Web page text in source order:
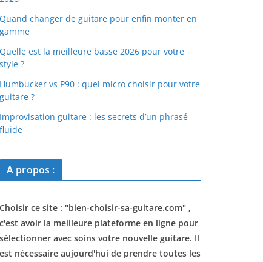
Quand changer de guitare pour enfin monter en
gamme
Quelle est la meilleure basse 2026 pour votre
style ?
Humbucker vs P90 : quel micro choisir pour votre
guitare ?
Improvisation guitare : les secrets d’un phrasé
fluide
A propos :
Choisir ce site : "bien-choisir-sa-guitare.com" ,
c'est avoir la meilleure plateforme en ligne pour
sélectionner avec soins votre nouvelle guitare. Il
est nécessaire aujourd'hui de prendre toutes les